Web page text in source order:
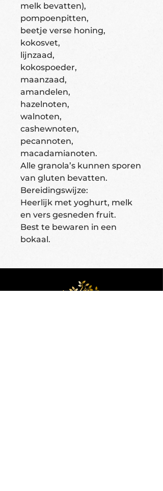
melk bevatten),
pompoenpitten,
beetje verse honing,
kokosvet,
lijnzaad,
kokospoeder,
maanzaad,
amandelen,
hazelnoten,
walnoten,
cashewnoten,
pecannoten,
macadamianoten.
Alle granola’s kunnen sporen
van gluten bevatten.
Bereidingswijze:
Heerlijk met yoghurt, melk
en vers gesneden fruit.
Best te bewaren in een
bokaal.